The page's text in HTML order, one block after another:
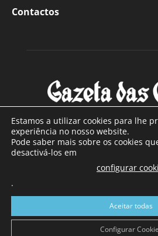
Contactos
SOBRE
Com sede nas Caldas da Rainha
a sul de distrito de Leiria, com
toda a região Oeste. Jornal com
Continental e
Estamos a utilizar cookies para lhe
experiência no nosso website.
Pode saber mais sobre os cookies
desactivá-los em
configurar
.
Aceitar todas
Configurar